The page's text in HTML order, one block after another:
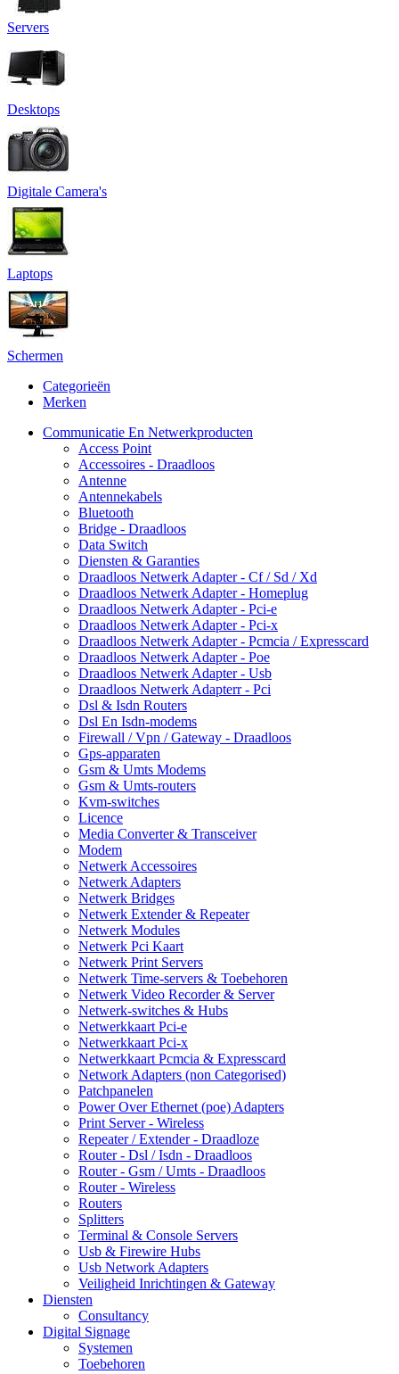
Servers
Desktops
Digitale Camera's
Laptops
Schermen
Categorieën
Merken
Communicatie En Netwerkproducten
Access Point
Accessoires - Draadloos
Antenne
Antennekabels
Bluetooth
Bridge - Draadloos
Data Switch
Diensten & Garanties
Draadloos Netwerk Adapter - Cf / Sd / Xd
Draadloos Netwerk Adapter - Homeplug
Draadloos Netwerk Adapter - Pci-e
Draadloos Netwerk Adapter - Pci-x
Draadloos Netwerk Adapter - Pcmcia / Expresscard
Draadloos Netwerk Adapter - Poe
Draadloos Netwerk Adapter - Usb
Draadloos Netwerk Adapterr - Pci
Dsl & Isdn Routers
Dsl En Isdn-modems
Firewall / Vpn / Gateway - Draadloos
Gps-apparaten
Gsm & Umts Modems
Gsm & Umts-routers
Kvm-switches
Licence
Media Converter & Transceiver
Modem
Netwerk Accessoires
Netwerk Adapters
Netwerk Bridges
Netwerk Extender & Repeater
Netwerk Modules
Netwerk Pci Kaart
Netwerk Print Servers
Netwerk Time-servers & Toebehoren
Netwerk Video Recorder & Server
Netwerk-switches & Hubs
Netwerkkaart Pci-e
Netwerkkaart Pci-x
Netwerkkaart Pcmcia & Expresscard
Network Adapters (non Categorised)
Patchpanelen
Power Over Ethernet (poe) Adapters
Print Server - Wireless
Repeater / Extender - Draadloze
Router - Dsl / Isdn - Draadloos
Router - Gsm / Umts - Draadloos
Router - Wireless
Routers
Splitters
Terminal & Console Servers
Usb & Firewire Hubs
Usb Network Adapters
Veiligheid Inrichtingen & Gateway
Diensten
Consultancy
Digital Signage
Systemen
Toebehoren